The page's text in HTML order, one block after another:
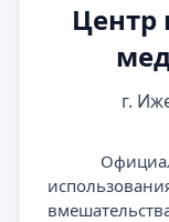
Центр
г.